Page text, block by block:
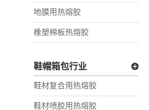
地膜用热熔胶
橡塑棉板热熔胶
鞋帽箱包行业
鞋材复合用热熔胶
鞋材喷胶用热熔胶